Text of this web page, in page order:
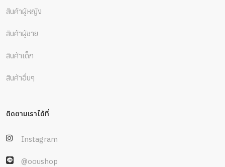
สินค้าผู้หญิง
สินค้าผู้ชาย
สินค้าเด็ก
สินค้าอื่นๆ
ติดตามเราได้ที่
Instagram
@ooushop